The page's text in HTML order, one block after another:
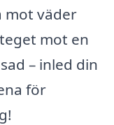
mot väder
mot en
– inled din
för